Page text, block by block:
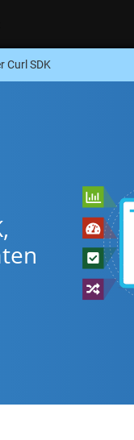
Curl SDK